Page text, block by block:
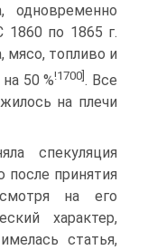
одновременно
1860 по 1865 г.
мясо, топливо и
50 %!1700] . Все
на плечи
спекуляция
после принятия
на его
характер,
статья,